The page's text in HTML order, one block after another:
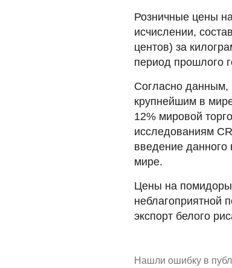
Розничные цены
исчислении,
центов) за
период прошлого
Согласно данным,
крупнейшим в
12% мировой
исследованиям
введение
мире.
Цены на помидоры
неблагоприятной
экспорт белого
Нашли ошибку в